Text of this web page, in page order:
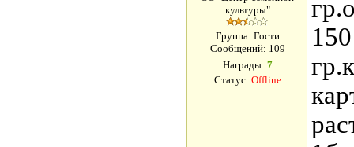
культуры"
Группа: Гости
Сообщений: 109
Награды: 7
Статус: Offline